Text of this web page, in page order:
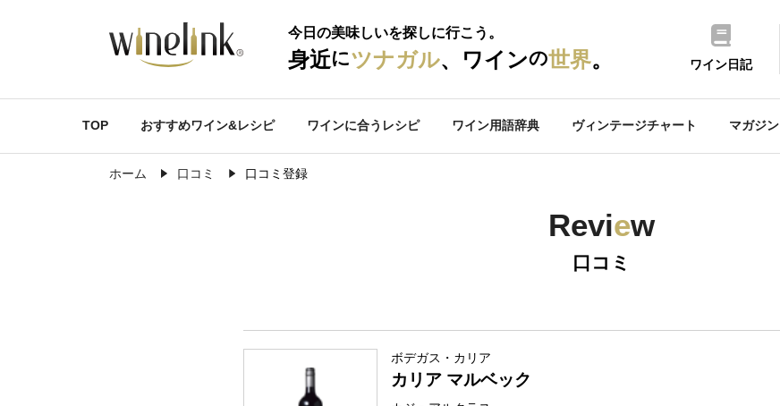
今日の美味しいを探しに行こう。
身近にツナガル、ワインの世界。 ワイン日記
TOP おすすめワイン&レシピ ワインに合うレシピ ワイン用語辞典 ヴィンテージチャート マガジン
ホーム 口コミ 口コミ登録
Review
口コミ
ボデガス・カリア
カリア マルベック